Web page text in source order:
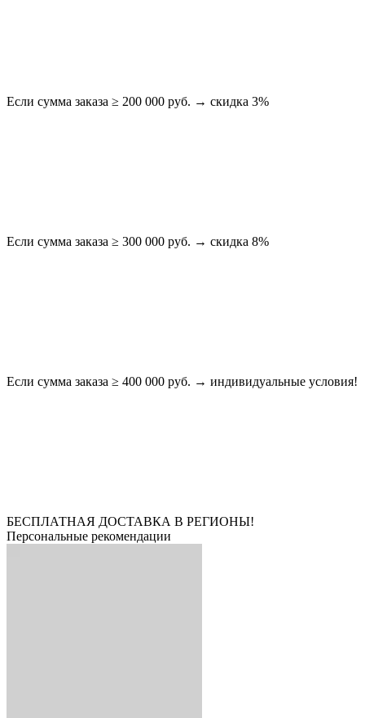
Если сумма заказа ≥ 200 000 руб. → скидка 3%
Если сумма заказа ≥ 300 000 руб. → скидка 8%
Если сумма заказа ≥ 400 000 руб. → индивидуальные условия!
БЕСПЛАТНАЯ ДОСТАВКА В РЕГИОНЫ!
Персональные рекомендации